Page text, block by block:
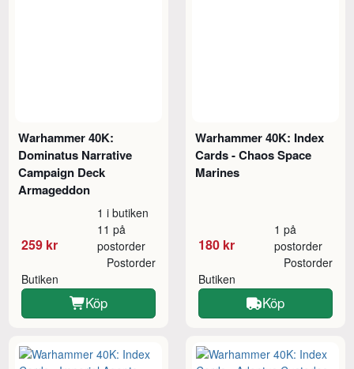
Warhammer 40K:
Dominatus Narrative
Campaign Deck
Armageddon
259 kr
1 i butiken
11 på
postorder
Butiken
Postorder
Köp
Warhammer 40K: Index
Cards - Chaos Space
Marines
180 kr
1 på
postorder
Butiken
Postorder
Köp